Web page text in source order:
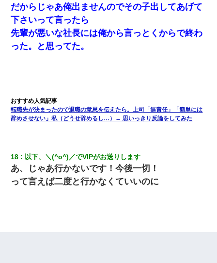
だからじゃあ俺出ませんのでその子出してあげて
下さいって言ったら
先輩が悪いな社長には俺から言っとくからで終わ
った。と思ってた。
転職先が決まったので退職の意思を伝えたら。上司「無責任」「簡単には
辞めさせない」私（どうせ辞めるし…）→ 思いっきり反論をしてみた
18 以下、＼(^o^)／でVIPがお送りします
あ、じゃあ行かないです！今後一切！
って言えば二度と行かなくていいのに